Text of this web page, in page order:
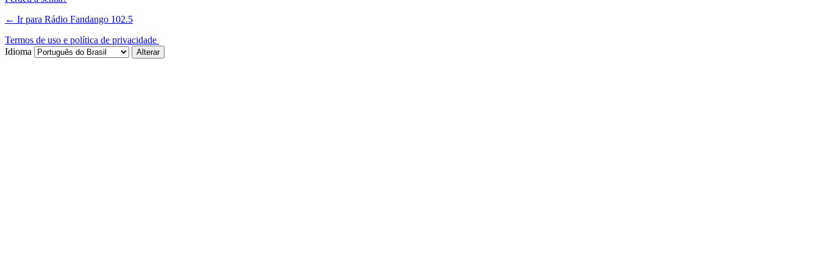
← Ir para Rádio Fandango 102.5
Termos de uso e política de privacidade
Idioma